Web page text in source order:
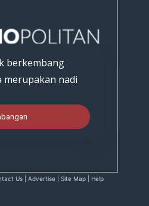
berkembang
merupakan nadi
Us | Advertise | Site Map | Help